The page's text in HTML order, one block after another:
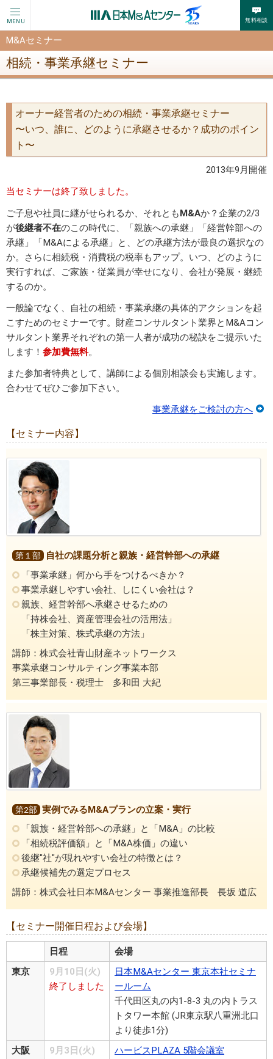
MENU 無料相談
M&Aセミナー
相続・事業承継セミナー
オーナー経営者のための相続・事業承継セミナー
〜いつ、誰に、どのように承継させるか？成功のポイン
ト〜
2013年9月開催
当セミナーは終了致しました。
ご子息や社員に継がせられるか、それともM&Aか？企業の2/3
が後継者不在のこの時代に、「親族への承継」「経営幹部への
承継」「M&Aによる承継」と、どの承継方法が最良の選択なの
か。さらに相続税・消費税の税率もアップ。いつ、どのように
実行すれば、ご家族・従業員が幸せになり、会社が発展・継続
するのか。
一般論でなく、自社の相続・事業承継の具体的アクションを起
こすためのセミナーです。財産コンサルタント業界とM&Aコン
サルタント業界それぞれの第一人者が成功の秘訣をご提示いた
します！ 参加費無料。
また参加者特典として、講師による個別相談会も実施します。
合わせてぜひご参加下さい。
事業承継をご検討の方へ
【セミナー内容】
第１部
自社の課題分析と親族・経営幹部への承継
「事業承継」何から手をつけるべきか？
事業承継しやすい会社、しにくい会社は？
親族、経営幹部へ承継させるための
「持株会社、資産管理会社の活用法」
「株主対策、株式承継の方法」
講師：株式会社青山財産ネットワークス
事業承継コンサルティング事業本部
第三事業部長・税理士 多和田 大紀
第2部 実例でみるM&Aプランの立案・実行
「親族・経営幹部への承継」と「M&A」の比較
「相続税評価額」と「M&A株価」の違い
後継"社"が現れやすい会社の特徴とは？
承継候補先の選定プロセス
講師：株式会社日本M&Aセンター 事業推進部長 長坂 道広
【セミナー開催日程および会場】
日程
会場
東京
9月10日(火)
終了しました
日本M&Aセンター 東京本社セミナ
ールーム
千代田区丸の内1-8-3 丸の内トラス
トタワー本館 (JR東京駅八重洲北口
より徒歩1分)
大阪
9月3日(火)
ハービスPLAZA 5階会議室